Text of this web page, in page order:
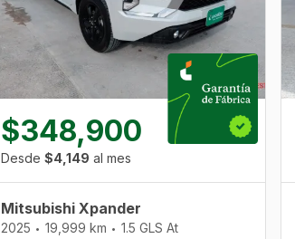
$348,900
Desde $4,149 al mes
Mitsubishi Xpander
2025 • 19,999 km • 1.5 GLS At